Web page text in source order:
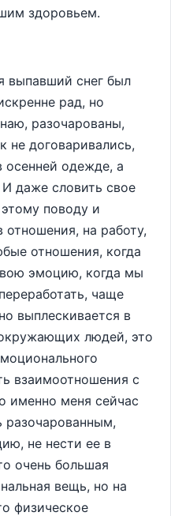
здоровьем.
выпавший снег был
рад, но
разочарованы,
не договаривались,
одежде, а
даже словить свое
поводу и
отношения, на работу,
отношения, когда
эмоцию, когда мы
чаще
выплескивается в
людей, это
взаимоотношения с
именно меня сейчас
разочарованным,
не нести ее в
очень большая
вещь, но на
физическое